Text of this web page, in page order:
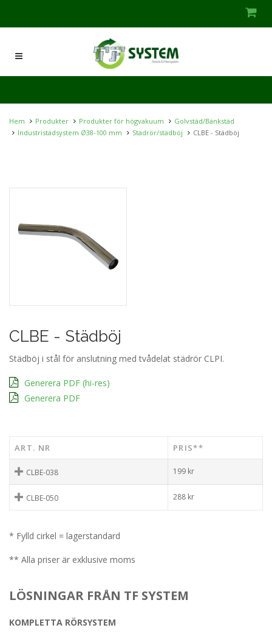
Hem Produkter Produkter för högvakuum
Golvstäd/Bänkstäd
Industristädsystem Ø38-100 mm
Städrör/städböj CLBE - Städböj
CLBE - Städböj
Städböj i stål för anslutning med tvådelat städrör CLPI.
Generera PDF (hi-res)
Generera PDF
ART. NR PRIS**
CLBE-038 199 kr
CLBE-050 288 kr
* Fylld cirkel = lagerstandard
** Alla priser är exklusive moms
LÖSNINGAR FRÅN TF SYSTEM
KOMPLETTA RÖRSYSTEM